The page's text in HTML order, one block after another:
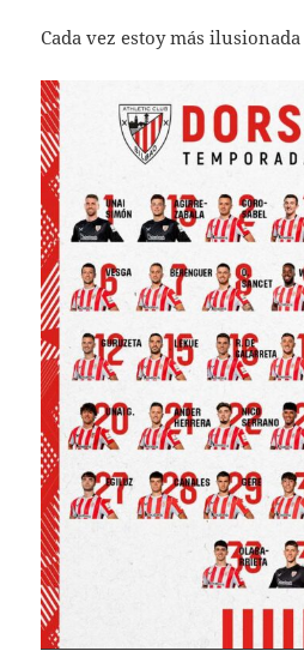
Cada vez estoy más